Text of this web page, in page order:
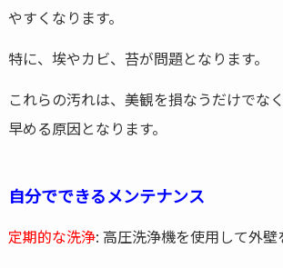
やすくなります。
特に、埃やカビ、苔が問題となります。
これらの汚れは、美観を損なうだけでな
早める原因となります。
自分でできるメンテナンス
定期的な洗浄: 高圧洗浄機を使用して外壁